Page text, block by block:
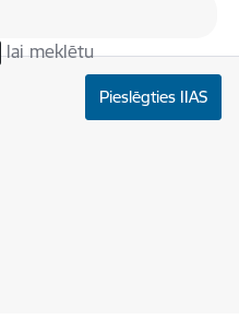
lai meklētu
Pieslēgties IIAS